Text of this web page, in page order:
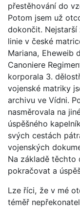
přestěhování do
Potom jsem už
dokončit.
linie v české
Mariana, Eheweib
Canoniere
korporala 3.
vojenské matriky
archivu ve Vídni.
nasměrovala na
úspěšného
svých cestách
vojenských
Na základě těchto
pokračovat a
Lze říci, že v mé
téměř